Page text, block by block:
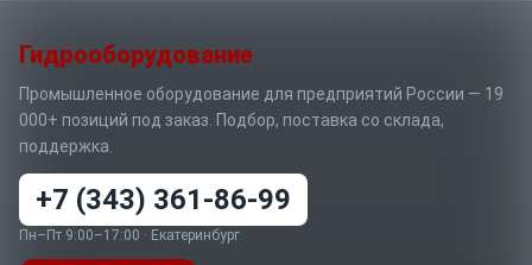
Гидрооборудование
Промышленное оборудование для предприятий России — 19
000+ позиций под заказ. Подбор, поставка со склада,
поддержка.
+7 (343) 361-86-99
Пн–Пт 9:00–17:00 · Екатеринбург